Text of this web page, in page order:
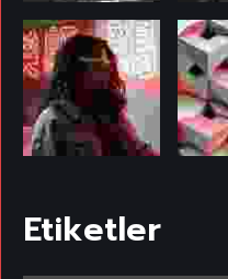
Etiketler